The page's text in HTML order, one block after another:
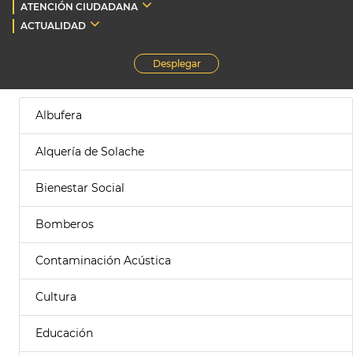
ATENCIÓN CIUDADANA
ACTUALIDAD
Desplegar
Albufera
Alquería de Solache
Bienestar Social
Bomberos
Contaminación Acústica
Cultura
Educación